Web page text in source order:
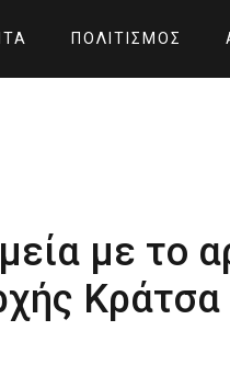
ΠΟΛΙΤΙΣΜΌΣ
με το
Κράτσα